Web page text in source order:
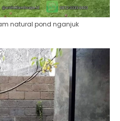
natural pond nganjuk